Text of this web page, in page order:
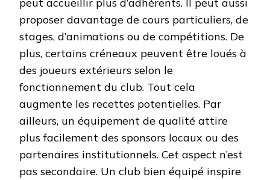
proposer davantage de cours particuliers, de
stages, d’animations ou de compétitions. De
plus, certains créneaux peuvent être loués à
des joueurs extérieurs selon le
fonctionnement du club. Tout cela
augmente les recettes potentielles. Par
ailleurs, un équipement de qualité attire
plus facilement des sponsors locaux ou des
partenaires institutionnels. Cet aspect n’est
pas secondaire. Un club bien équipé inspire